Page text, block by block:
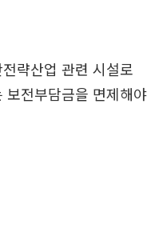
략산업 관련 시설로
보전부담금을 면제해야